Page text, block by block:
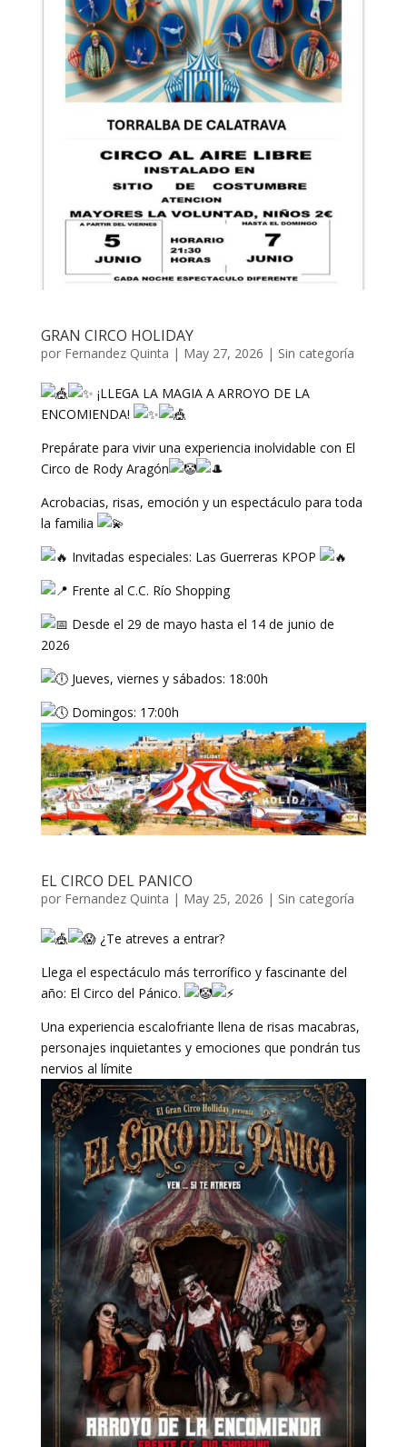
GRAN CIRCO HOLIDAY
por Fernandez Quinta | May 27, 2026 | Sin categoría
¡LLEGA LA MAGIA A ARROYO DE LA
ENCOMIENDA!
Prepárate para vivir una experiencia inolvidable con El
Circo de Rody Aragón
Acrobacias, risas, emoción y un espectáculo para toda
la familia
Invitadas especiales: Las Guerreras KPOP
Frente al C.C. Río Shopping
Desde el 29 de mayo hasta el 14 de junio de
2026
Jueves, viernes y sábados: 18:00h
Domingos: 17:00h
EL CIRCO DEL PANICO
por Fernandez Quinta | May 25, 2026 | Sin categoría
¿Te atreves a entrar?
Llega el espectáculo más terrorífico y fascinante del
año: El Circo del Pánico.
Una experiencia escalofriante llena de risas macabras,
personajes inquietantes y emociones que pondrán tus
nervios al límite